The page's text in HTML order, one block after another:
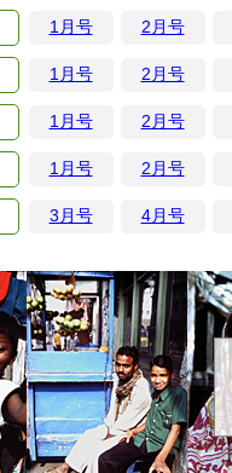
1月号 2月号
1月号 2月号
1月号 2月号
1月号 2月号
3月号 4月号